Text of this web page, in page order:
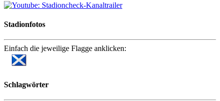
Stadionfotos
Einfach die jeweilige Flagge anklicken:
Schlagwörter